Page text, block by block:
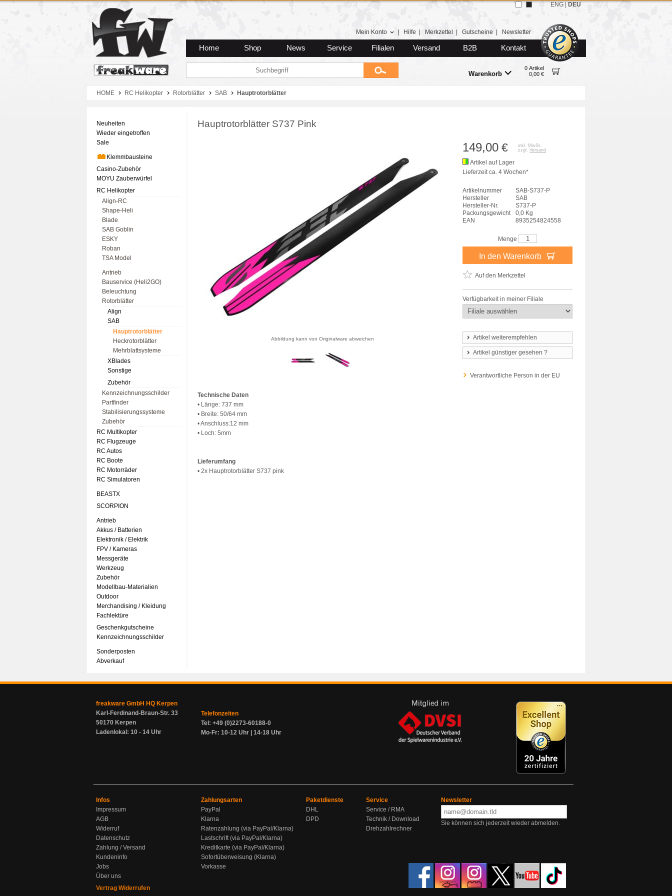
Zum Hauptmenue
Zum Seiteninhalt
Zum Warenkob
Mein Konto Hilfe Merkzettel Gutscheine Newsletter
Home Shop News Service Filialen Versand B2B Kontakt
Warenkorb
0 Artikel
0,00 €
ENG DEU
HOME RC Helikopter Rotorblätter SAB Hauptrotorblätter
Neuheiten
Wieder eingetroffen
Sale
Klemmbausteine
Casino-Zubehör
MOYU Zauberwürfel
RC Helikopter
Align-RC
Shape-Heli
Blade
SAB Goblin
ESKY
Roban
TSA Model
Antrieb
Bauservice (Heli2GO)
Beleuchtung
Rotorblätter
Align
SAB
Hauptrotorblätter
Heckrotorblätter
Mehrblattsysteme
XBlades
Sonstige
Zubehör
Kennzeichnungsschilder
Partfinder
Stabilisierungssysteme
Zubehör
RC Multikopter
RC Flugzeuge
RC Autos
RC Boote
RC Motorräder
RC Simulatoren
BEASTX
SCORPION
Antrieb
Akkus / Batterien
Elektronik / Elektrik
FPV / Kameras
Messgeräte
Werkzeug
Zubehör
Modellbau-Materialien
Outdoor
Merchandising / Kleidung
Fachlektüre
Geschenkgutscheine
Kennzeichnungsschilder
Sonderposten
Abverkauf
Hauptrotorblätter S737 Pink
Abbildung kann von Originalware abweichen
Technische Daten
• Länge: 737 mm
• Breite: 50/64 mm
• Anschluss:12 mm
• Loch: 5mm
Lieferumfang
• 2x Hauptrotorblätter S737 pink
149,00 €
inkl. MwSt.
zzgl. Versand
Artikel auf Lager
Lieferzeit ca. 4 Wochen*
Artikelnummer
SAB-S737-P
Hersteller
SAB
Hersteller-Nr.
S737-P
Packungsgewicht
0,0 Kg
EAN
8935254824558
Menge
In den Warenkorb
Auf den Merkzettel
Verfügbarkeit in meiner Filiale
Artikel weiterempfehlen
Artikel günstiger gesehen ?
Verantwortliche Person in der EU
freakware GmbH HQ Kerpen
Karl-Ferdinand-Braun-Str. 33
50170 Kerpen
Ladenlokal: 10 - 14 Uhr
Telefonzeiten
Tel: +49 (0)2273-60188-0
Mo-Fr: 10-12 Uhr | 14-18 Uhr
Infos
Impressum
AGB
Widerruf
Datenschutz
Zahlung / Versand
Kundeninfo
Jobs
Über uns
Vertrag Widerrufen
Zahlungsarten
PayPal
Klarna
Ratenzahlung (via PayPal/Klarna)
Lastschrift (via PayPal/Klarna)
Kreditkarte (via PayPal/Klarna)
Sofortüberweisung (Klarna)
Vorkasse
Paketdienste
DHL
DPD
Service
Service / RMA
Technik / Download
Drehzahlrechner
Newsletter
Sie können sich jederzeit wieder abmelden.